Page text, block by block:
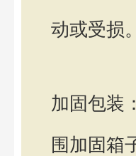
动或受损。
加固包装
围加固箱